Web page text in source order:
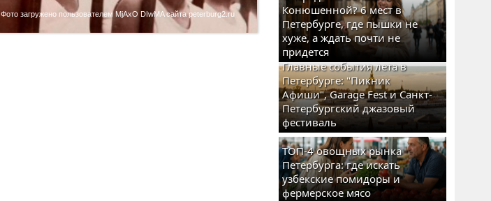
Фото загружено пользователем MjAxO DIwMA сайта peterburg2.ru
Конюшенной? 6 мест в
Петербурге, где пышки не
хуже, а ждать почти не
придется
Главные события лета в
Петербурге: "Пикник
Афиши", Garage Fest и Санкт-
Петербургский джазовый
фестиваль
ТОП-4 овощных рынка
Петербурга: где искать
узбекские помидоры и
фермерское мясо